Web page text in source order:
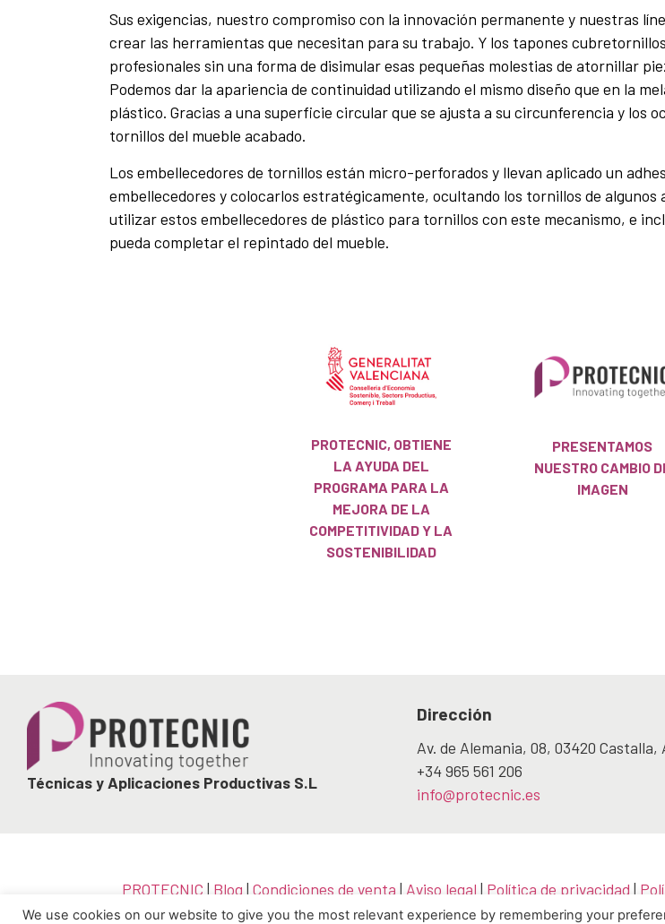
Sus exigencias, nuestro compromiso con la innovación permanente y nuestras
crear las herramientas que necesitan para su trabajo. Y los tapones
profesionales sin una forma de disimular esas pequeñas molestias de atornillar
Podemos dar la apariencia de continuidad utilizando el mismo diseño que en la
plástico. Gracias a una superficie circular que se ajusta a su circunferencia y los
tornillos del mueble acabado.
Los embellecedores de tornillos están micro-perforados y llevan aplicado un
embellecedores y colocarlos estratégicamente, ocultando los tornillos de algunos
utilizar estos embellecedores de plástico para tornillos con este mecanismo, e
pueda completar el repintado del mueble.
PROTECNIC, OBTIENE
LA AYUDA DEL
PROGRAMA PARA LA
MEJORA DE LA
COMPETITIVIDAD Y LA
SOSTENIBILIDAD
PRESENTAMOS
NUESTRO CAMBIO
IMAGEN
Técnicas y Aplicaciones Productivas S.L
Dirección
Av. de Alemania, 08, 03420
+34 965 561 206
info@protecnic.es
PROTECNIC | Blog |Condiciones de venta | Aviso legal | Política de privacidad |
|Política de calidad|Descargas|Certificaciones
We use cookies on our website to give you the most relevant experience by remembering your